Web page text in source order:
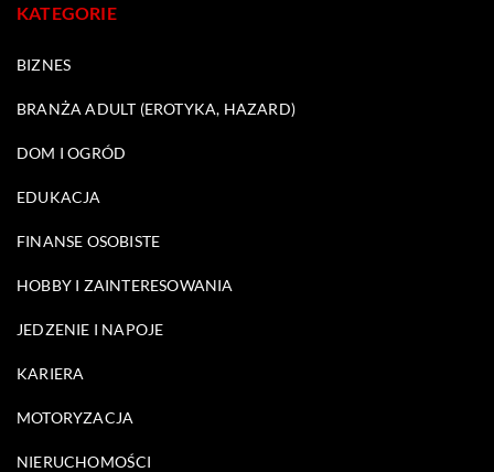
KATEGORIE
BIZNES
BRANŻA ADULT (EROTYKA, HAZARD)
DOM I OGRÓD
EDUKACJA
FINANSE OSOBISTE
HOBBY I ZAINTERESOWANIA
JEDZENIE I NAPOJE
KARIERA
MOTORYZACJA
NIERUCHOMOŚCI